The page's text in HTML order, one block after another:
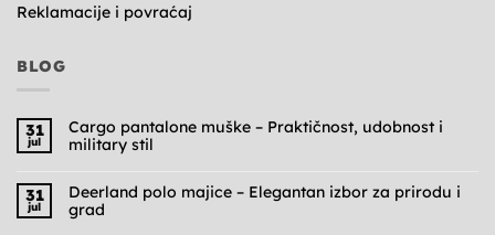
Reklamacije i povraćaj
BLOG
31
jul
Cargo pantalone muške – Praktičnost, udobnost i
military stil
na
Cargo
pantalone
muške
31
jul
Deerland polo majice – Elegantan izbor za prirodu i
grad